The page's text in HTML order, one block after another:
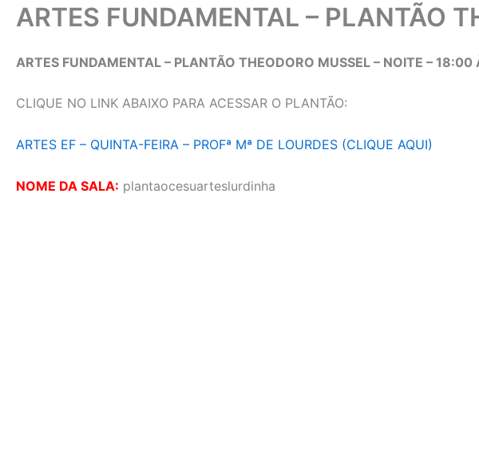
ARTES FUNDAMENTAL – PLANTÃO
ARTES FUNDAMENTAL – PLANTÃO THEODORO MUSSEL – NOITE – 18:00
CLIQUE NO LINK ABAIXO PARA ACESSAR O PLANTÃO:
ARTES EF – QUINTA-FEIRA – PROFª Mª DE LOURDES (CLIQUE AQUI)
NOME DA SALA: plantaocesuarteslurdinha